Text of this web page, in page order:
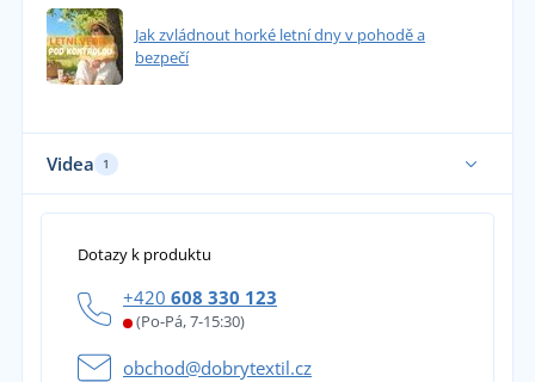
Jak zvládnout horké letní dny v pohodě a
bezpečí
Videa 1
Dotazy k produktu
+420 608 330 123
(Po-Pá, 7-15:30)
obchod@dobrytextil.cz